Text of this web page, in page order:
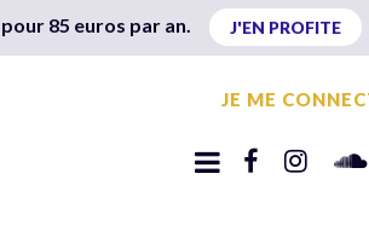
85 euros par an. J'EN PROFITE
JE ME